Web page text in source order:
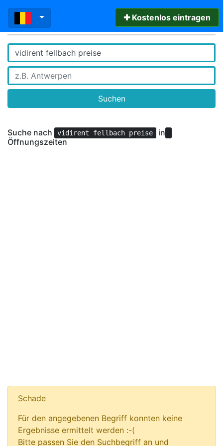
✚ Kostenlos eintragen
Suchen
Suche nach vidirent fellbach preise
in
Öffnungszeiten
Schade
Für den angegebenen Begriff konnten keine
Ergebnisse ermittelt werden :-(
Bitte passen Sie den Suchbegriff an und